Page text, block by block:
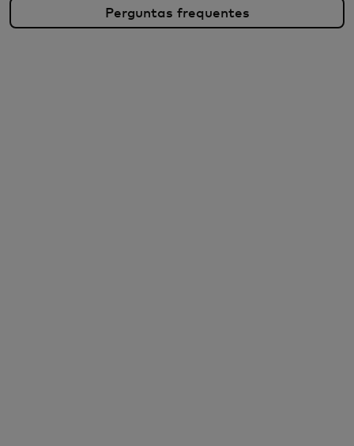
Perguntas frequentes